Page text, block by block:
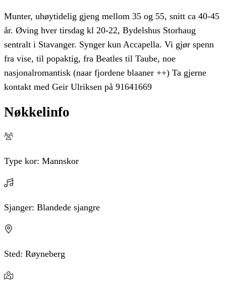
Munter, uhøytidelig gjeng mellom 35 og 55, snitt ca 40-45
år. Øving hver tirsdag kl 20-22, Bydelshus Storhaug
sentralt i Stavanger. Synger kun Accapella. Vi gjør spenn
fra vise, til popaktig, fra Beatles til Taube, noe
nasjonalromantisk (naar fjordene blaaner ++) Ta gjerne
kontakt med Geir Ulriksen på 91641669
Nøkkelinfo
Type kor: Mannskor
Sjanger: Blandede sjangre
Sted: Røyneberg